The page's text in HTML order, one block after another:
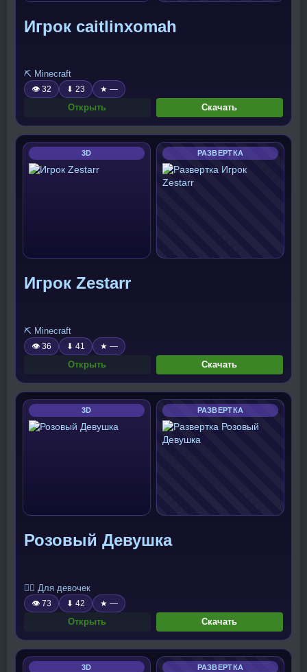
Игрок caitlinxomah
⛏️ Minecraft
👁 32 ⬇ 23 ★ —
Открыть Скачать
3D РАЗВЕРТКА
Игрок Zestarr
⛏️ Minecraft
👁 36 ⬇ 41 ★ —
Открыть Скачать
3D РАЗВЕРТКА
Розовый Девушка
🧍‍♀️ Для девочек
👁 73 ⬇ 42 ★ —
Открыть Скачать
3D РАЗВЕРТКА